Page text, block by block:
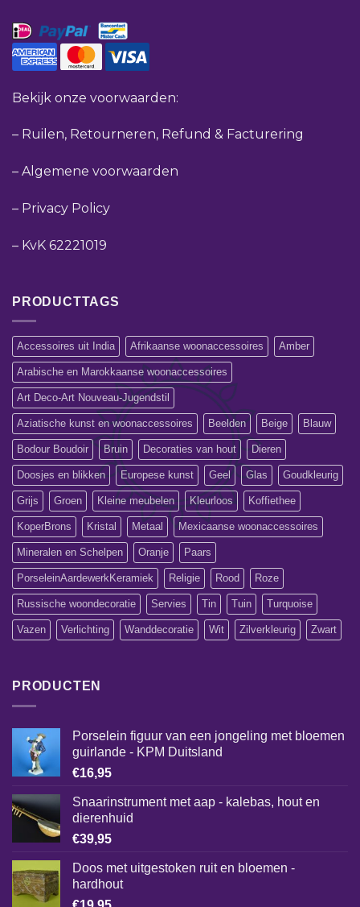
Bekijk onze voorwaarden:
– Ruilen, Retourneren, Refund & Facturering
– Algemene voorwaarden
– Privacy Policy
– KvK 62221019
PRODUCTTAGS
Accessoires uit India Afrikaanse woonaccessoires Amber
Arabische en Marokkaanse woonaccessoires
Art Deco-Art Nouveau-Jugendstil
Aziatische kunst en woonaccessoires Beelden Beige Blauw
Bodour Boudoir Bruin Decoraties van hout Dieren
Doosjes en blikken Europese kunst Geel Glas Goudkleurig
Grijs Groen Kleine meubelen Kleurloos Koffiethee
KoperBrons Kristal Metaal Mexicaanse woonaccessoires
Mineralen en Schelpen Oranje Paars
PorseleinAardewerkKeramiek Religie Rood Roze
Russische woondecoratie Servies Tin Tuin Turquoise
Vazen Verlichting Wanddecoratie Wit Zilverkleurig Zwart
PRODUCTEN
Porselein figuur van een jongeling met bloemen
guirlande - KPM Duitsland
€16,95
Snaarinstrument met aap - kalebas, hout en
dierenhuid
€39,95
Doos met uitgestoken ruit en bloemen -
hardhout